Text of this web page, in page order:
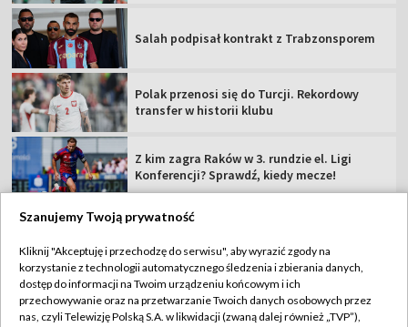
Salah podpisał kontrakt z Trabzonsporem
Polak przenosi się do Turcji. Rekordowy
transfer w historii klubu
Z kim zagra Raków w 3. rundzie el. Ligi
Konferencji? Sprawdź, kiedy mecze!
TVP
Abonament TVP
Regulamin TVP
Szanujemy Twoją prywatność
Kliknij "Akceptuję i przechodzę do serwisu", aby wyrazić zgody na
korzystanie z technologii automatycznego śledzenia i zbierania danych,
dostęp do informacji na Twoim urządzeniu końcowym i ich
przechowywanie oraz na przetwarzanie Twoich danych osobowych przez
nas, czyli Telewizję Polską S.A. w likwidacji (zwaną dalej również „TVP”),